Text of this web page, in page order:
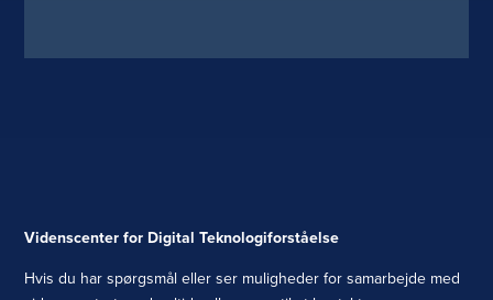
Videnscenter for Digital Teknologiforståelse
Hvis du har spørgsmål eller ser muligheder for samarbejde med